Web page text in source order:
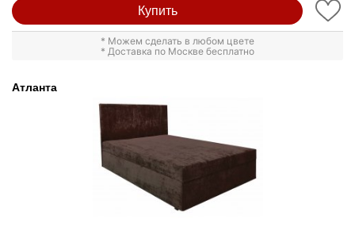
Купить
* Можем сделать в любом цвете
* Доставка по Москве бесплатно
Атланта